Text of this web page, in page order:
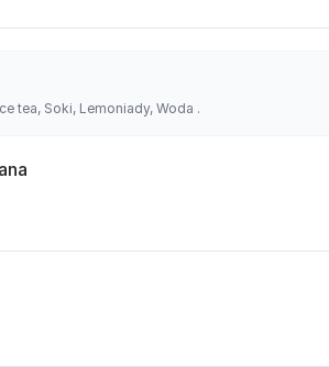
tea, Soki, Lemoniady, Woda .